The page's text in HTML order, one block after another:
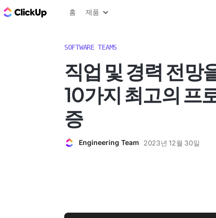
ClickUp 블로그
홈 제품
SOFTWARE TEAMS
직업 및 경력 전망
10가지 최고의 프
증
Engineering Team 2023년 12월 30일